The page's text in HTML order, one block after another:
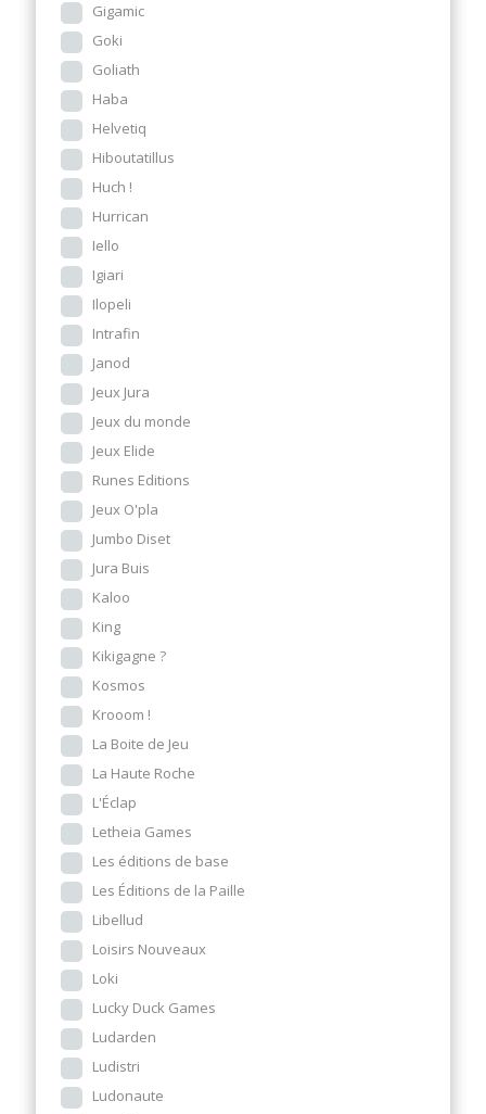
Gigamic
Goki
Goliath
Haba
Helvetiq
Hiboutatillus
Huch !
Hurrican
Iello
Igiari
Ilopeli
Intrafin
Janod
Jeux Jura
Jeux du monde
Jeux Elide
Runes Editions
Jeux O'pla
Jumbo Diset
Jura Buis
Kaloo
King
Kikigagne ?
Kosmos
Krooom !
La Boite de Jeu
La Haute Roche
L'Éclap
Letheia Games
Les éditions de base
Les Éditions de la Paille
Libellud
Loisirs Nouveaux
Loki
Lucky Duck Games
Ludarden
Ludistri
Ludonaute